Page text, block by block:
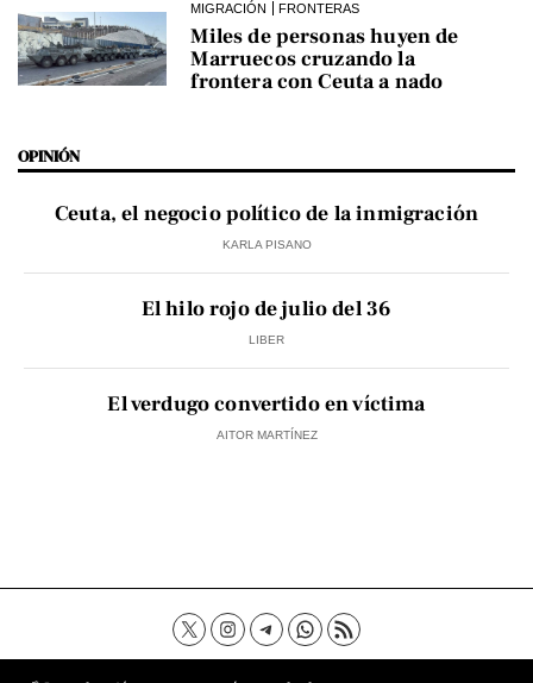
MIGRACIÓN FRONTERAS
Miles de personas huyen de
Marruecos cruzando la
frontera con Ceuta a nado
OPINIÓN
Ceuta, el negocio político de la inmigración
KARLA PISANO
El hilo rojo de julio del 36
LIBER
El verdugo convertido en víctima
AITOR MARTÍNEZ
Contacto Aviso Legal Política de privacidad